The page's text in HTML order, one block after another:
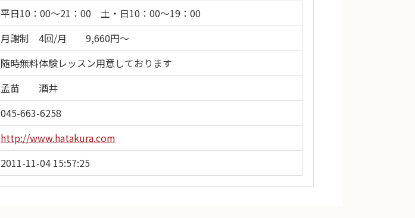
平日10：00～21：00 土・日10：00～19：00
月謝制 4回/月 9,660円～
随時無料体験レッスン用意しております
孟苗 酒井
045-663-6258
http://www.hatakura.com
2011-11-04 15:57:25